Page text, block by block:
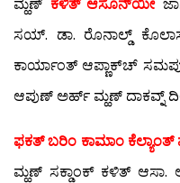
ಸಯ್. ಡಾ. ರೊನಾಲ್ಡ್
ಕಾರ್ಯಾಂತ್ ಆಪ್ಣಾಕ್‍ಚ್
ಆಪುಣ್ ಅರ್ಹ್ ಮ್ಹಣ್ ದಾಕವ್ನ್
ಫಕತ್ ಬರಿಂ ಕಾಮಾಂ
ಮ್ಹಣ್ ಸಕ್ಡಾಂಕ್ ಕಳಿತ್ ಆಸಾ.